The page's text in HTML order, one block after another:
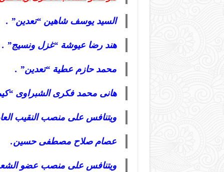
السيد يوسف شاهين “تعدين” .
هند رضا عيوشة “غزل ونسيج” .
محمد حازم عطية “تعدين” .
هانى محمد فكرى الشبراوى
ويتنافس على منصب النقيب
عصام صلاح مصطفى حسين.
ويتنافس على منصب عضو